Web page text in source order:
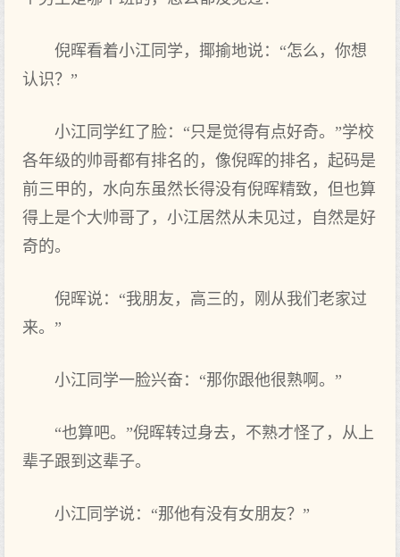
倪晖看着小江同学，揶揄地说：“怎么，你想
认识？”
小江同学红了脸：“只是觉得有点好奇。”学校
各年级的帅哥都有排名的，像倪晖的排名，起码是
前三甲的，水向东虽然长得没有倪晖精致，但也算
得上是个大帅哥了，小江居然从未见过，自然是好
奇的。
倪晖说：“我朋友，高三的，刚从我们老家过
来。”
小江同学一脸兴奋：“那你跟他很熟啊。”
“也算吧。”倪晖转过身去，不熟才怪了，从上
辈子跟到这辈子。
小江同学说：“那他有没有女朋友？”